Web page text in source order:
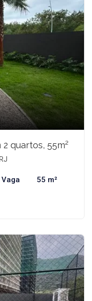
quartos, 55m²
Vaga 55 m²